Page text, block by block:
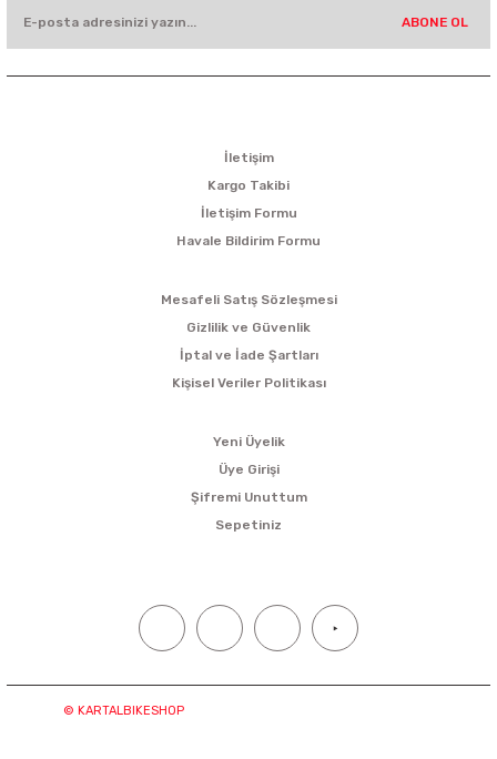
ABONE OL
İletişim
Kargo Takibi
İletişim Formu
Havale Bildirim Formu
Mesafeli Satış Sözleşmesi
Gizlilik ve Güvenlik
İptal ve İade Şartları
Kişisel Veriler Politikası
Yeni Üyelik
Üye Girişi
Şifremi Unuttum
Sepetiniz
© KARTALBIKESHOPTüm hakları saklıdır. Kredi kartı bilgileriniz